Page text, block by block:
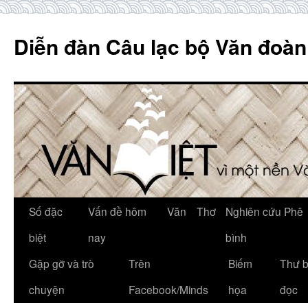
content
Diễn đàn Câu lạc bộ Văn
Số đặc
biệt
Vấn đề hôm
nay
Văn Thơ
Nghiên cứu Phê
bình
Gặp gỡ và trò
chuyện
Trên
Facebook/Minds
Biếm
họa
Thư
đọc